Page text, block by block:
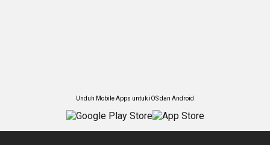
Unduh Mobile Apps untuk iOS dan Android